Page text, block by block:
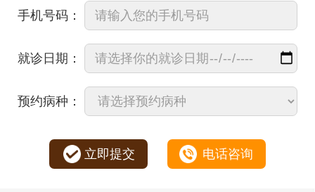
手机号码：
就诊日期：
预约病种：
立即提交 电话咨询